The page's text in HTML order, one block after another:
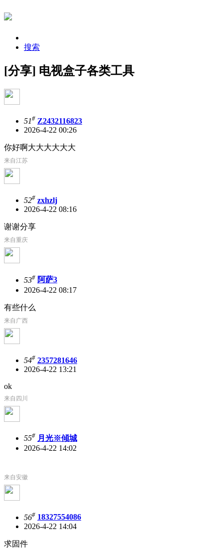
搜索
[分享] 电视盒子各类工具
51# Z2432116823
2026-4-22 00:26
你好啊大大大大大大
来自江苏
52# zxhzlj
2026-4-22 08:16
谢谢分享
来自重庆
53# 阿萨3
2026-4-22 08:17
有些什么
来自广西
54# 2357281646
2026-4-22 13:21
ok
来自四川
55# 月光※傾城
2026-4-22 14:02
来自安徽
56# 18327554086
2026-4-22 14:04
求固件